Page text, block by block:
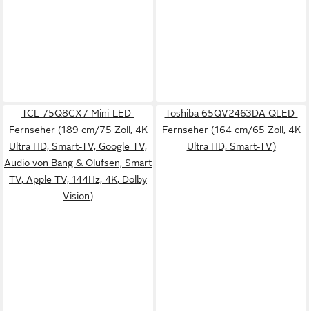
TCL 75Q8CX7 Mini-LED-
Fernseher (189 cm/75 Zoll, 4K
Ultra HD, Smart-TV, Google TV,
Audio von Bang & Olufsen, Smart
TV, Apple TV, 144Hz, 4K, Dolby
Vision)
Toshiba 65QV2463DA QLED-
Fernseher (164 cm/65 Zoll, 4K
Ultra HD, Smart-TV)